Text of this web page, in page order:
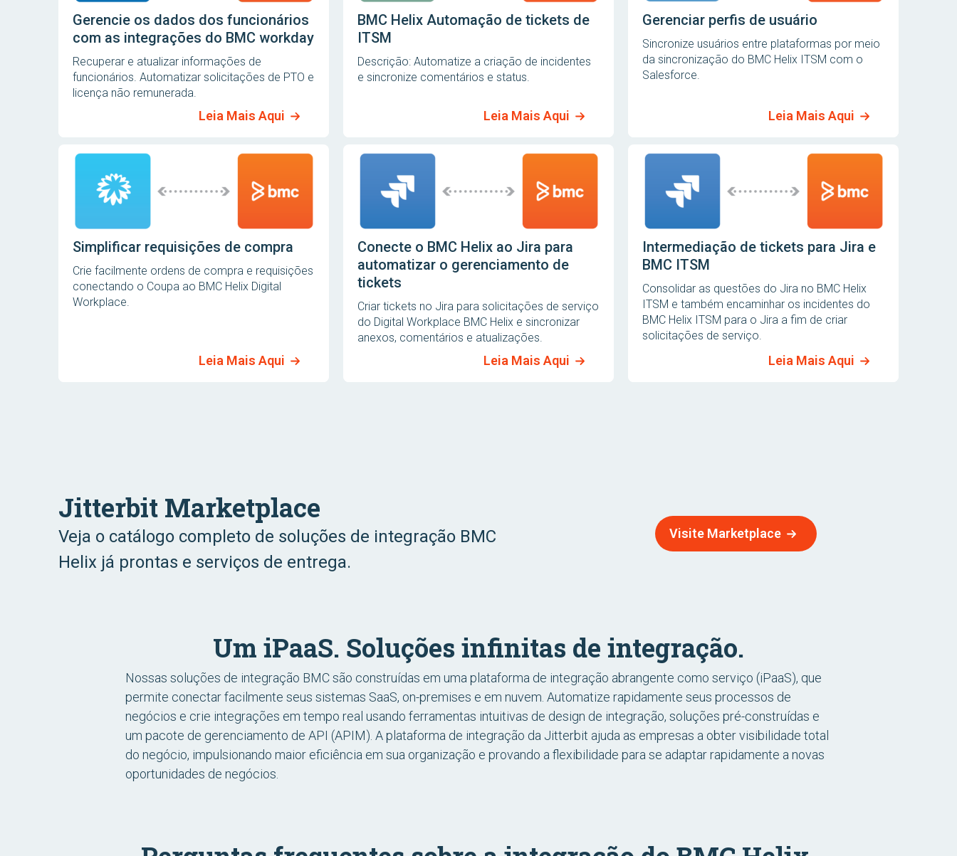
Gerencie os dados dos funcionários
com as integrações do BMC workday
Recuperar e atualizar informações de
funcionários. Automatizar solicitações de PTO e
licença não remunerada.
Leia Mais Aqui
BMC Helix Automação de tickets de
ITSM
Descrição: Automatize a criação de incidentes
e sincronize comentários e status.
Leia Mais Aqui
Gerenciar perfis de usuário
Sincronize usuários entre plataformas por meio
da sincronização do BMC Helix ITSM com o
Salesforce.
Leia Mais Aqui
Simplificar requisições de compra
Crie facilmente ordens de compra e requisições
conectando o Coupa ao BMC Helix Digital
Workplace.
Leia Mais Aqui
Conecte o BMC Helix ao Jira para
automatizar o gerenciamento de
tickets
Criar tickets no Jira para solicitações de serviço
do Digital Workplace BMC Helix e sincronizar
anexos, comentários e atualizações.
Leia Mais Aqui
Intermediação de tickets para Jira e
BMC ITSM
Consolidar as questões do Jira no BMC Helix
ITSM e também encaminhar os incidentes do
BMC Helix ITSM para o Jira a fim de criar
solicitações de serviço.
Leia Mais Aqui
Jitterbit Marketplace
Veja o catálogo completo de soluções de integração BMC
Helix já prontas e serviços de entrega.
Visite Marketplace
Um iPaaS. Soluções infinitas de integração.
Nossas soluções de integração BMC são construídas em uma plataforma de integração abrangente como serviço (iPaaS), que
permite conectar facilmente seus sistemas SaaS, on-premises e em nuvem. Automatize rapidamente seus processos de
negócios e crie integrações em tempo real usando ferramentas intuitivas de design de integração, soluções pré-construídas e
um pacote de gerenciamento de API (APIM). A plataforma de integração da Jitterbit ajuda as empresas a obter visibilidade total
do negócio, impulsionando maior eficiência em sua organização e provando a flexibilidade para se adaptar rapidamente a novas
oportunidades de negócios.